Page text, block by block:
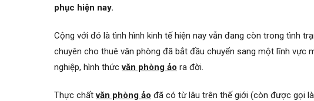
phục hiện nay.
Cộng với đó là tình hình kinh tế hiện nay vẫn đang còn trong tình
chuyên cho thuê văn phòng đã bắt đầu chuyển sang một lĩnh vực
nghiệp, hình thứcvăn phòng ảo ra đời.
Thực chấtvăn phòng ảo đã có từ lâu trên thế giới (còn được gọi